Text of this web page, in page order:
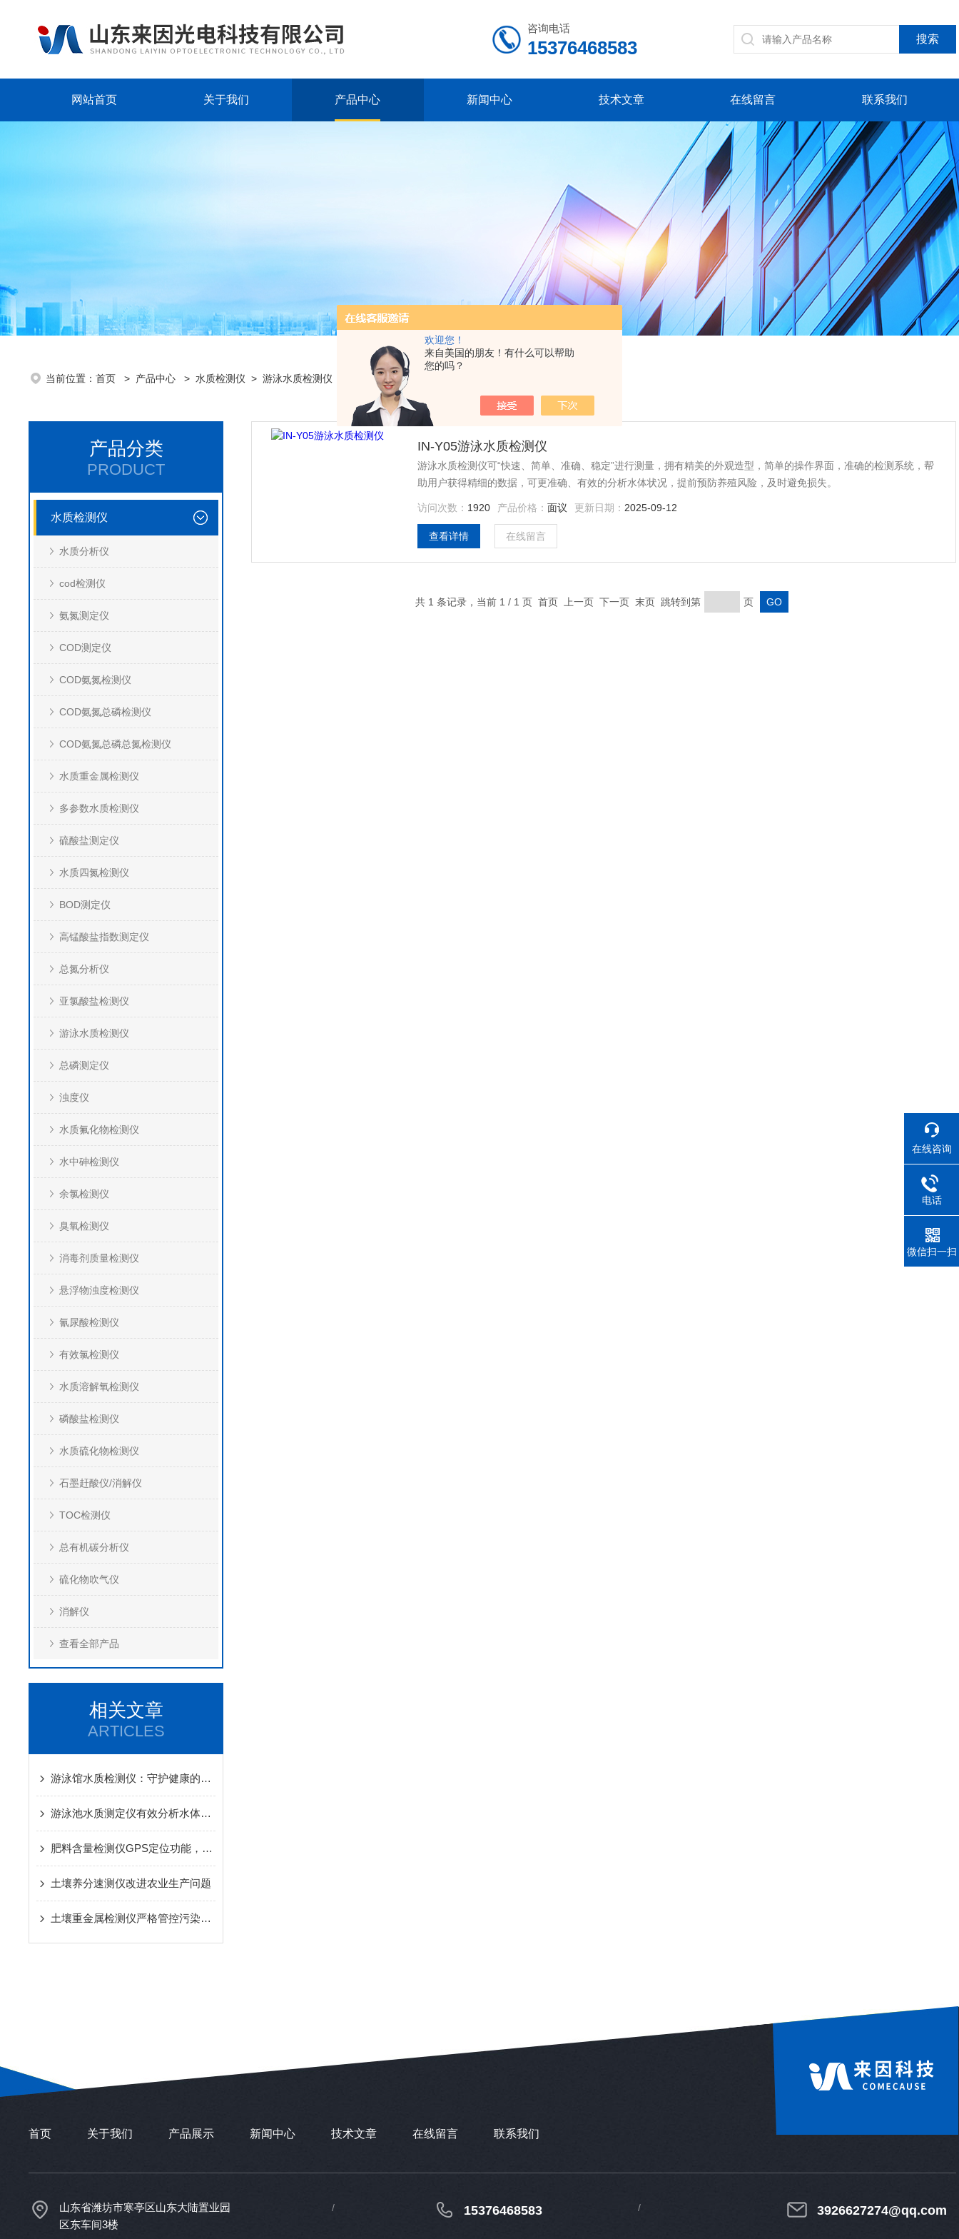
欢迎您！
来自美国的朋友！有什么可以帮助
您的吗？
咨询电话
15376468583
网站首页 关于我们 产品中心 新闻中心 技术文章 在线留言 联系我们
当前位置： 首页 > 产品中心 > 水质检测仪 > 游泳水质检测仪
产品分类
PRODUCT
水质检测仪
水质分析仪
cod检测仪
氨氮测定仪
COD测定仪
COD氨氮检测仪
COD氨氮总磷检测仪
COD氨氮总磷总氮检测仪
水质重金属检测仪
多参数水质检测仪
硫酸盐测定仪
水质四氮检测仪
BOD测定仪
高锰酸盐指数测定仪
总氮分析仪
亚氯酸盐检测仪
游泳水质检测仪
总磷测定仪
浊度仪
水质氟化物检测仪
水中砷检测仪
余氯检测仪
臭氧检测仪
消毒剂质量检测仪
悬浮物浊度检测仪
氰尿酸检测仪
有效氯检测仪
水质溶解氧检测仪
磷酸盐检测仪
水质硫化物检测仪
石墨赶酸仪/消解仪
TOC检测仪
总有机碳分析仪
硫化物吹气仪
消解仪
查看全部产品
相关文章
ARTICLES
游泳馆水质检测仪：守护健康的一道防线
游泳池水质测定仪有效分析水体状况
肥料含量检测仪GPS定位功能，明确当前检测位置
土壤养分速测仪改进农业生产问题
土壤重金属检测仪严格管控污染排放
IN-Y05游泳水质检测仪
游泳水质检测仪可“快速、简单、准确、稳定”进行测量，拥有精美的外观造型，简单的操作界面，准确的检测系统，帮
助用户获得精细的数据，可更准确、有效的分析水体状况，提前预防养殖风险，及时避免损失。
访问次数： 1920 产品价格： 面议 更新日期： 2025-09-12
查看详情 在线留言
共 1 条记录，当前 1 / 1 页 首页 上一页 下一页 末页 跳转到第 页
首页 关于我们 产品展示 新闻中心 技术文章 在线留言 联系我们
山东省潍坊市寒亭区山东大陆置业园
区东车间3楼
15376468583 3926627274@qq.com
在线咨询
电话
微信扫一扫